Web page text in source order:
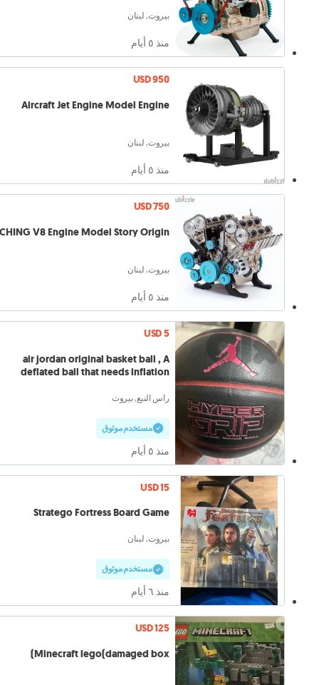
بيروت, لبنان
منذ ٥ أيام
USD 950
Aircraft Jet Engine Model Engine
بيروت, لبنان
منذ ٥ أيام
USD 750
V8 Engine Model Story Origin
بيروت, لبنان
منذ ٥ أيام
USD 5
air jordan original basket ball , A
deflated ball that needs inflation
راس النبع, بيروت
مستخدم موثوق
منذ ٥ أيام
USD 15
Stratego Fortress Board Game
بيروت, لبنان
مستخدم موثوق
منذ ٦ أيام
USD 125
Minecraft lego(damaged box)